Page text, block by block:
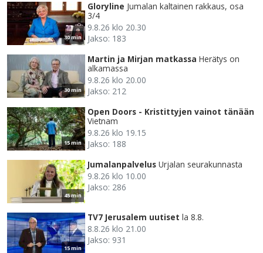
30 min
Gloryline Jumalan kaltainen rakkaus, osa
3/4
9.8.26 klo 20.30
Jakso: 183
30 min
Martin ja Mirjan matkassa Herätys on
alkamassa
9.8.26 klo 20.00
Jakso: 212
15 min
Open Doors - Kristittyjen vainot tänään
Vietnam
9.8.26 klo 19.15
Jakso: 188
45 min
Jumalanpalvelus Urjalan seurakunnasta
9.8.26 klo 10.00
Jakso: 286
15 min
TV7 Jerusalem uutiset la 8.8.
8.8.26 klo 21.00
Jakso: 931